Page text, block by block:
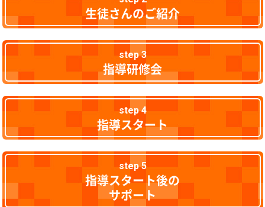
生徒さんのご紹介
step 3
指導研修会
step 4
指導スタート
step 5
指導スタート後の
サポート